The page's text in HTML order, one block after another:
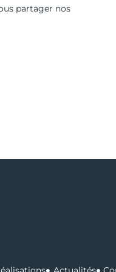
partager nos